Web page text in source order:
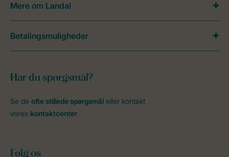
Har du spørgsmål?
Se de ofte stillede spørgsmål eller kontakt
vores kontaktcenter
Følg os
Mere om Landal
Betalingsmuligheder